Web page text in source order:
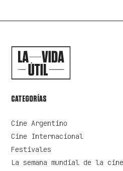
CATEGORÍAS
Cine Argentino
Cine Internacional
Festivales
La semana mundial de la